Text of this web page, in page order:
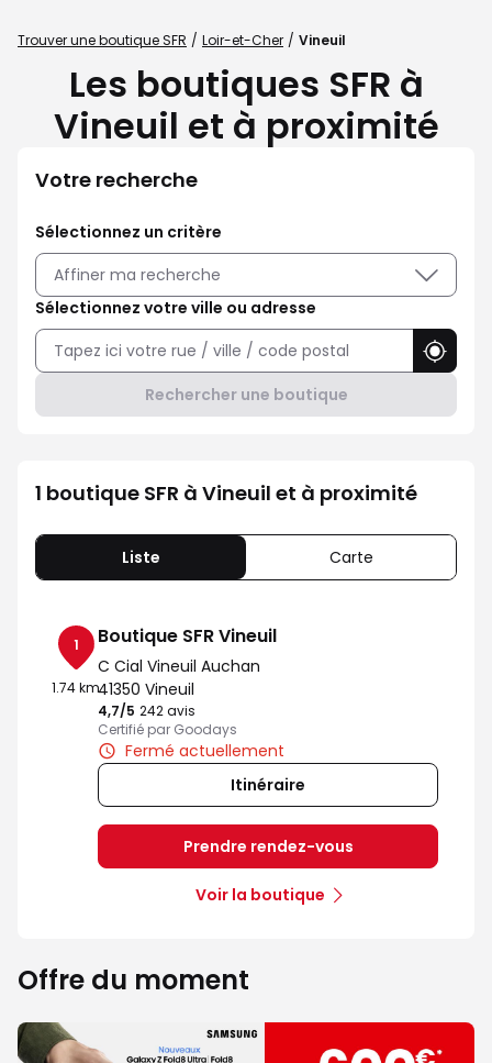
Trouver une boutique SFR Loir-et-Cher Vineuil
Les boutiques SFR à
Vineuil et à proximité
Votre recherche
Sélectionnez un critère
Affiner ma recherche
Sélectionnez votre ville ou adresse
Rechercher une boutique
1 boutique SFR à Vineuil et à proximité
Liste Carte
1
1.74 km
Boutique SFR Vineuil
C Cial Vineuil Auchan
41350 Vineuil
4,7/5 Note de 4.7 sur 5
242 avis
Certifié par Goodays
Fermé actuellement
Itinéraire
Prendre rendez-vous
Voir la boutique
Offre du moment